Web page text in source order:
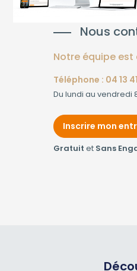
Nous
Notre équipe est
Téléphone : 04 13
Du lundi au vendredi
Inscrire mon
Gratuit et Sans